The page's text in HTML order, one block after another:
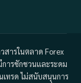
สารในตลาด Forex
การชักชวนและระดม
ทรด ไม่สนับสนุนการ